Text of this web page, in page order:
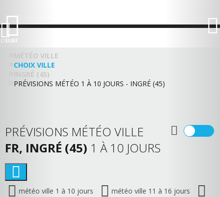
SURF
MÉTÉO VILLE
CHOIX VILLE
INGRÉ (45)
PRÉVISIONS MÉTÉO 1 À 10 JOURS - INGRÉ (45)
PRÉVISIONS MÉTÉO VILLE
FR, INGRÉ (45) 1 À 10 JOURS
météo ville 1 à 10 jours
météo ville 11 à 16 jours